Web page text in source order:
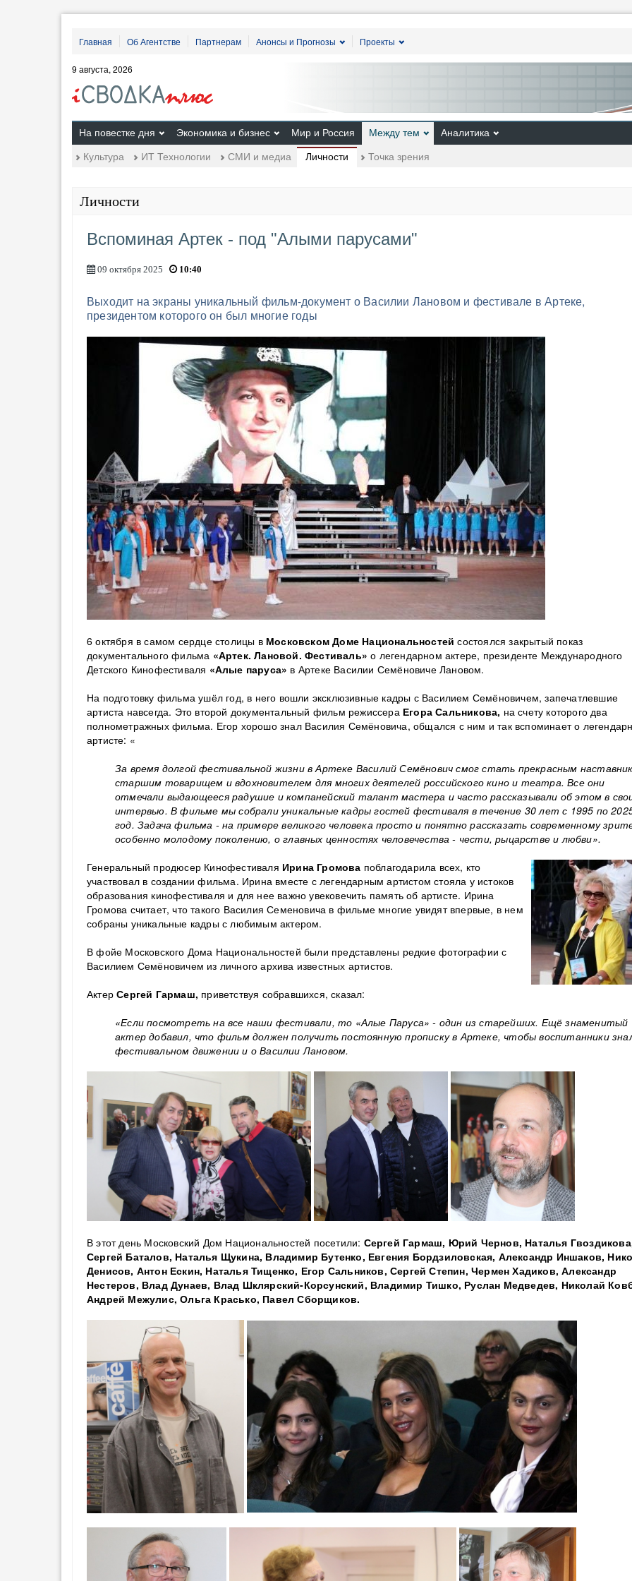
Главная Об Агентстве Партнерам Анонсы и Прогнозы Проекты
9 августа, 2026
На повестке дня Экономика и бизнес Мир и Россия Между тем
Культура ИТ Технологии СМИ и медиа Личности Точка зрения
Аналитика
Личности
Вспоминая Артек - под "Алыми парусами"
09 октября 2025 10:40
Выходит на экраны уникальный фильм-документ о Василии Лановом и фестивале в Артеке,
президентом которого он был многие годы
6 октября в самом сердце столицы в Московском Доме Национальностей состоялся закрытый показ
документального фильма «Артек. Лановой. Фестиваль» о легендарном актере, президенте Международного
Детского Кинофестиваля «Алые паруса» в Артеке Василии Семёновиче Лановом.
На подготовку фильма ушёл год, в него вошли эксклюзивные кадры с Василием Семёновичем, запечатлевшие
артиста навсегда. Это второй документальный фильм режиссера Егора Сальникова, на счету которого два
полнометражных фильма. Егор хорошо знал Василия Семёновича, общался с ним и так вспоминает о
артисте: «
За время долгой фестивальной жизни в Артеке Василий Семёнович смог стать прекрасным
старшим товарищем и вдохновителем для многих деятелей российского кино и театра. Все они
отмечали выдающееся радушие и компанейский талант мастера и часто рассказывали об этом в
интервью. В фильме мы собрали уникальные кадры гостей фестиваля в течение 30 лет с 1995 по
год. Задача фильма - на примере великого человека просто и понятно рассказать современному
особенно молодому поколению, о главных ценностях человечества - чести, рыцарстве и любви».
Генеральный продюсер Кинофестиваля Ирина Громова поблагодарила всех, кто
участвовал в создании фильма. Ирина вместе с легендарным артистом стояла у истоков
образования кинофестиваля и для нее важно увековечить память об артисте. Ирина
Громова считает, что такого Василия Семеновича в фильме многие увидят впервые, в нем
собраны уникальные кадры с любимым актером.
В фойе Московского Дома Национальностей были представлены редкие фотографии с
Василием Семёновичем из личного архива известных артистов.
АктерСергей Гармаш, приветствуя собравшихся, сказал:
«Если посмотреть на все наши фестивали, то «Алые Паруса» - один из старейших. Ещё знаменитый
актер добавил, что фильм должен получить постоянную прописку в Артеке, чтобы воспитанники
фестивальном движении и о Василии Лановом.
В этот день Московский Дом Национальностей посетили: Сергей Гармаш, Юрий Чернов, Наталья
Сергей Баталов, Наталья Щукина, Владимир Бутенко, Евгения Бордзиловская, Александр Иншаков,
Денисов, Антон Ескин, Наталья Тищенко, Егор Сальников, Сергей Степин, Чермен Хадиков, Александр
Нестеров, Влад Дунаев, Влад Шклярский-Корсунский, Владимир Тишко, Руслан Медведев, Николай
Андрей Межулис, Ольга Красько, Павел Сборщиков.